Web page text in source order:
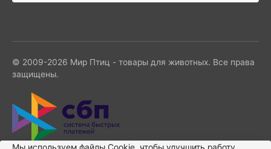
© 2009-2026 Мир Птиц - товары для животных. Все права
защищены.